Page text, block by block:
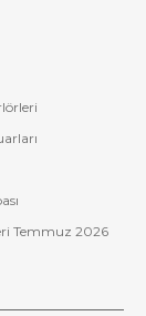
Temmuz 2026